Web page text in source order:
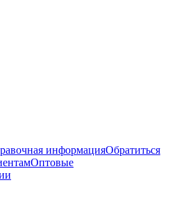
информацияОбратиться
Оптовые